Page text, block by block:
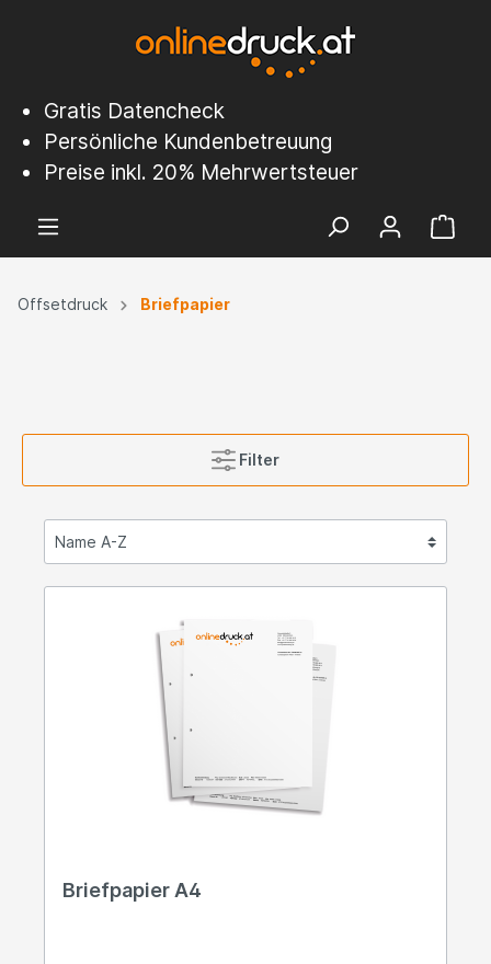
Gratis Datencheck
Persönliche Kundenbetreuung
Preise inkl. 20% Mehrwertsteuer
Offsetdruck Briefpapier
Filter
Briefpapier A4